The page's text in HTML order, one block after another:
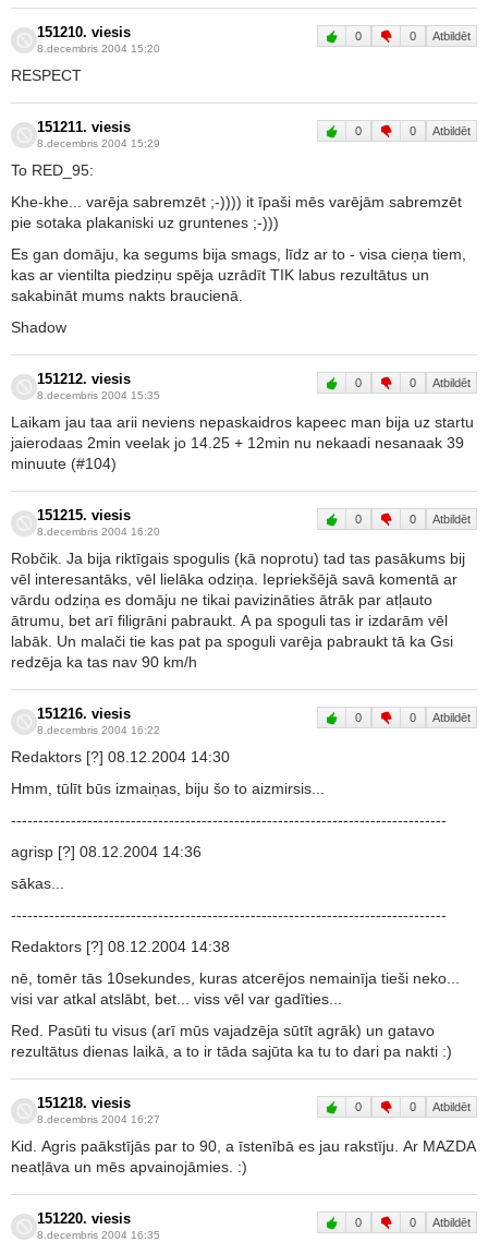
151210. viesis
8.decembris 2004 15:20
0 0 Atbildēt
RESPECT
151211. viesis
8.decembris 2004 15:29
0 0 Atbildēt
To RED_95:
Khe-khe... varēja sabremzēt ;-)))) it īpaši mēs varējām sabremzēt
pie sotaka plakaniski uz gruntenes ;-)))
Es gan domāju, ka segums bija smags, līdz ar to - visa cieņa tiem,
kas ar vientilta piedziņu spēja uzrādīt TIK labus rezultātus un
sakabināt mums nakts braucienā.
Shadow
151212. viesis
8.decembris 2004 15:35
0 0 Atbildēt
Laikam jau taa arii neviens nepaskaidros kapeec man bija uz startu
jaierodaas 2min veelak jo 14.25 + 12min nu nekaadi nesanaak 39
minuute (#104)
151215. viesis
8.decembris 2004 16:20
0 0 Atbildēt
Robčik. Ja bija riktīgais spogulis (kā noprotu) tad tas pasākums bij
vēl interesantāks, vēl lielāka odziņa. Iepriekšējā savā komentā ar
vārdu odziņa es domāju ne tikai pavizināties ātrāk par atļauto
ātrumu, bet arī filigrāni pabraukt. A pa spoguli tas ir izdarām vēl
labāk. Un malači tie kas pat pa spoguli varēja pabraukt tā ka Gsi
redzēja ka tas nav 90 km/h
151216. viesis
8.decembris 2004 16:22
0 0 Atbildēt
Redaktors [?] 08.12.2004 14:30
Hmm, tūlīt būs izmaiņas, biju šo to aizmirsis...
--------------------------------------------------------------------------------
agrisp [?] 08.12.2004 14:36
sākas...
--------------------------------------------------------------------------------
Redaktors [?] 08.12.2004 14:38
nē, tomēr tās 10sekundes, kuras atcerējos nemainīja tieši neko...
visi var atkal atslābt, bet... viss vēl var gadīties...
Red. Pasūti tu visus (arī mūs vajadzēja sūtīt agrāk) un gatavo
rezultātus dienas laikā, a to ir tāda sajūta ka tu to dari pa nakti :)
151218. viesis
8.decembris 2004 16:27
0 0 Atbildēt
Kid. Agris paākstījās par to 90, a īstenībā es jau rakstīju. Ar MAZDA
neatļāva un mēs apvainojāmies. :)
151220. viesis
8.decembris 2004 16:35
0 0 Atbildēt